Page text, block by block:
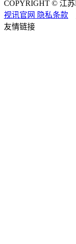
COPYRIGHT © 江
视讯官网 隐私条款
友情链接